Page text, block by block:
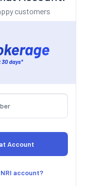
customers
account?